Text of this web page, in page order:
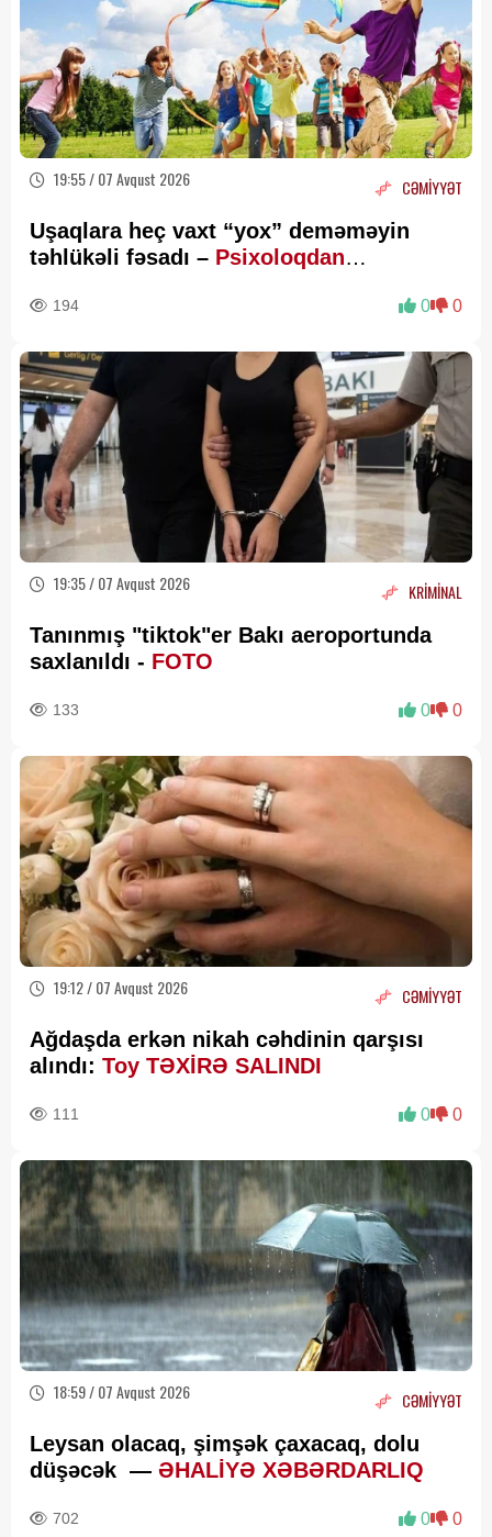
19:55 / 07 Avqust 2026 CƏMİYYƏT
Uşaqlara heç vaxt “yox” deməməyin
təhlükəli fəsadı – Psixoloqdan
194 0 0
19:35 / 07 Avqust 2026 KRİMİNAL
Tanınmış "tiktok"er Bakı aeroportunda
saxlanıldı - FOTO
133 0 0
19:12 / 07 Avqust 2026 CƏMİYYƏT
Ağdaşda erkən nikah cəhdinin qarşısı
alındı: Toy TƏXİRƏ SALINDI
111 0 0
18:59 / 07 Avqust 2026 CƏMİYYƏT
Leysan olacaq, şimşək çaxacaq, dolu
düşəcək — ƏHALİYƏ XƏBƏRDARLIQ
702 0 0